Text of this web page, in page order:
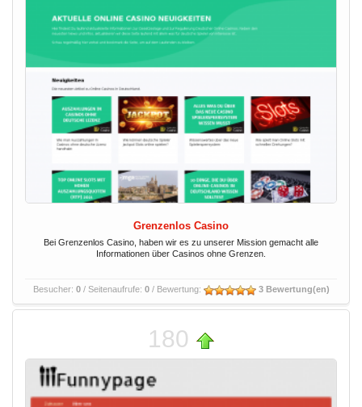
Grenzenlos Casino
Bei Grenzenlos Casino, haben wir es zu unserer Mission gemacht alle
Informationen über Casinos ohne Grenzen.
Besucher: 0/ Seitenaufrufe: 0/ Bewertung: 3 Bewertung(en)
180